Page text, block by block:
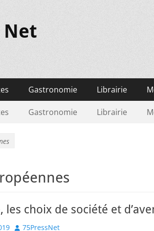
Net
Gastronomie Librairie
Gastronomie Librairie
les choix de société et
Author
75PressNet